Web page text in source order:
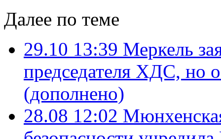
Далее по теме
29.10 13:39 Меркель
председателя ХДС, но
(дополнено)
28.08 12:02